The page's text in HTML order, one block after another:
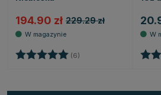
194.90 zł 229.29 zł
Ocena: (6) 5.0 na 5 gwiazdek